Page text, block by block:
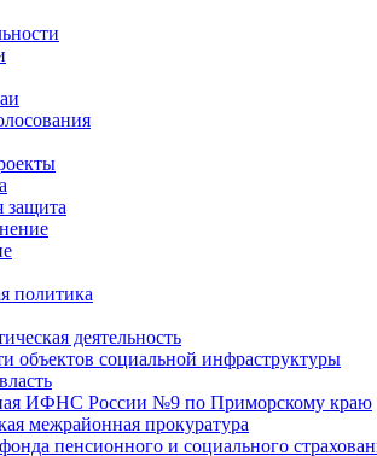
защита
политика
деятельность
объектов социальной инфраструктуры
ИФНС России №9 по Приморскому краю
межрайонная прокуратура
пенсионного и социального